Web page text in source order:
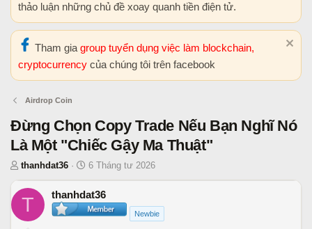
thảo luận những chủ đề xoay quanh tiền điện tử.
Tham gia group tuyển dụng việc làm blockchain,
cryptocurrency của chúng tôi trên facebook
Airdrop Coin
Đừng Chọn Copy Trade Nếu Bạn Nghĩ Nó
Là Một "Chiếc Gậy Ma Thuật"
T
h
r
a
thanhdat36
N
g
à
y
6 Tháng tư 2026
T thanhdat36
Newbie